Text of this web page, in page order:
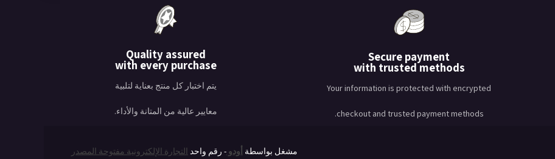
Secure payment
with trusted methods
Your information is protected with encrypted
checkout and trusted payment methods.
Quality assured
with every purchase
يتم اختبار كل منتج بعناية لتلبية
معايير عالية من المتانة والأداء.
مشغل بواسطة أودو - رقم واحد التجارة الإلكترونية مفتوحة المصدر